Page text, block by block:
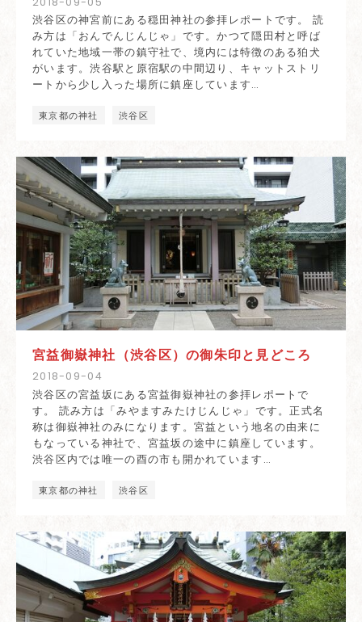
東京都の神社 渋谷区
渋谷区の神宮前にある穏田神社の参拝レポートです。 読
み方は「おんでんじんじゃ」です。かつて隠田村と呼ば
れていた地域一帯の鎮守社で、境内には特徴のある狛犬
がいます。渋谷駅と原宿駅の中間辺り、キャットストリ
ートから少し入った場所に鎮座しています…
2018-09-04
宮益御嶽神社（渋谷区）の御朱印と見どころ
東京都の神社 渋谷区
渋谷区の宮益坂にある宮益御嶽神社の参拝レポートで
す。 読み方は「みやますみたけじんじゃ」です。正式名
称は御嶽神社のみになります。宮益という地名の由来に
もなっている神社で、宮益坂の途中に鎮座しています。
渋谷区内では唯一の酉の市も開かれています…